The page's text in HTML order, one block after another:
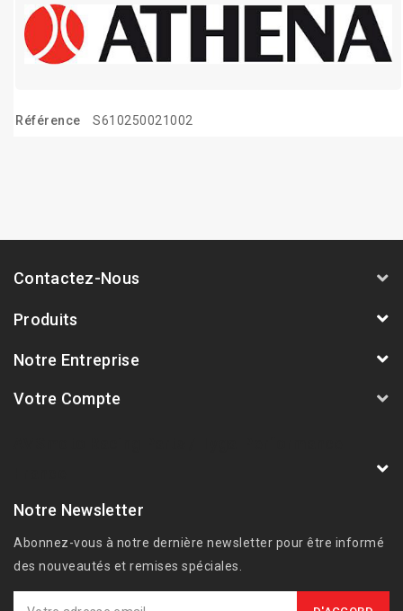
Référence S610250021002
Contactez-Nous
Produits
Notre Entreprise
Votre Compte
Notre Newsletter
Abonnez-vous à notre dernière newsletter pour être informé
des nouveautés et remises spéciales.